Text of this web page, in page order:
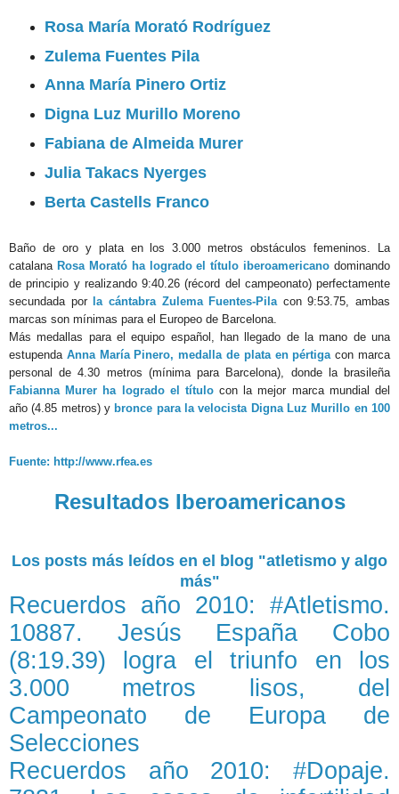
Rosa María Morató Rodríguez
Zulema Fuentes Pila
Anna María Pinero Ortiz
Digna Luz Murillo Moreno
Fabiana de Almeida Murer
Julia Takacs Nyerges
Berta Castells Franco
Baño de oro y plata en los 3.000 metros obstáculos femeninos. La
catalana Rosa Morató ha logrado el título iberoamericano dominando
de principio y realizando 9:40.26 (récord del campeonato) perfectamente
secundada porla cántabra Zulema Fuentes-Pilacon 9:53.75, ambas
marcas son mínimas para el Europeo de Barcelona.
Más medallas para el equipo español, han llegado de la mano de una
estupenda Anna María Pinero, medalla de plata en pértigacon marca
personal de 4.30 metros (mínima para Barcelona), donde la brasileña
Fabianna Murer ha logrado el títulocon la mejor marca mundial del
año (4.85 metros) y bronce para la velocista Digna Luz Murillo en 100
metros...
Fuente: http://www.rfea.es
Resultados Iberoamericanos
Los posts más leídos en el blog "atletismo y algo
más"
Recuerdos año 2010: #Atletismo.
10887. Jesús España Cobo
(8:19.39) logra el triunfo en los
3.000 metros lisos, del
Campeonato de Europa de
Selecciones
Recuerdos año 2010: #Dopaje.